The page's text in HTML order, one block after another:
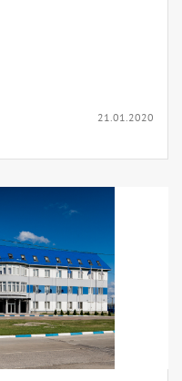
21.01.2020